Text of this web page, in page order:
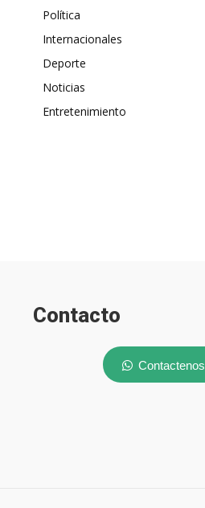
Política
Internacionales
Deporte
Noticias
Entretenimiento
Contacto
Contactenos